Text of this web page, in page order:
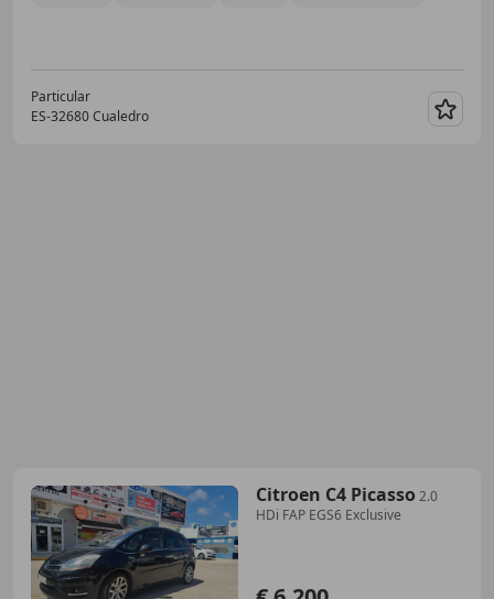
Particular
ES-32680 Cualedro
Citroen C4 Picasso 2.0
HDi FAP EGS6 Exclusive